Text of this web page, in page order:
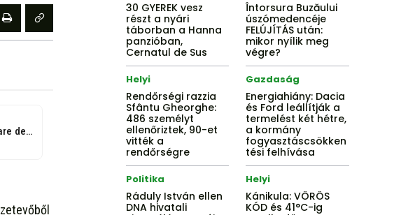
Hydrokov majorează tarifele la apă și canalizare de la 1 iulie
30 GYEREK vesz
részt a nyári
táborban a Hanna
panzióban,
Cernatul de Sus
Întorsura Buzăului
úszómedencéje
FELÚJÍTÁS után:
mikor nyílik meg
végre?
Helyi
Rendőrségi razzia
Sfântu Gheorghe:
486 személyt
ellenőriztek, 90-et
vitték a
rendőrségre
Gazdaság
Energiahiány: Dacia
és Ford leállítják a
termelést két hétre,
a kormány
fogyasztáscsökken
tési felhívása
Politika
Ráduly István ellen
DNA hivatali
Helyi
Kánikula: VÖRÖS
KÓD és 41°C-ig